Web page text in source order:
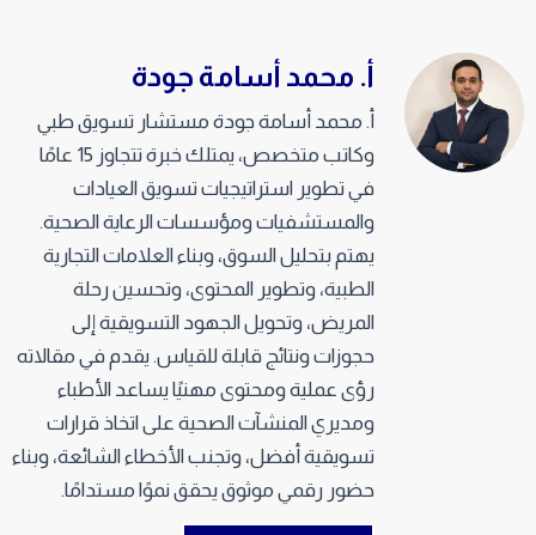
أ. محمد أسامة جودة
أ. محمد أسامة جودة مستشار تسويق طبي
وكاتب متخصص، يمتلك خبرة تتجاوز 15 عامًا
في تطوير استراتيجيات تسويق العيادات
والمستشفيات ومؤسسات الرعاية الصحية.
يهتم بتحليل السوق، وبناء العلامات التجارية
الطبية، وتطوير المحتوى، وتحسين رحلة
المريض، وتحويل الجهود التسويقية إلى
حجوزات ونتائج قابلة للقياس. يقدم في مقالاته
رؤى عملية ومحتوى مهنيًا يساعد الأطباء
ومديري المنشآت الصحية على اتخاذ قرارات
تسويقية أفضل، وتجنب الأخطاء الشائعة، وبناء
حضور رقمي موثوق يحقق نموًا مستدامًا.